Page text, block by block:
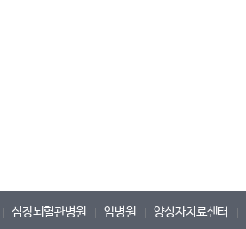
심장뇌혈관병원 암병원 양성자치료센터